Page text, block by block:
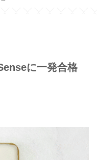
に一発合格